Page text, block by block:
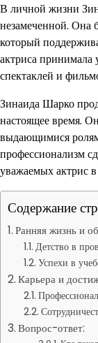
В личной жизни
незамеченной. Она
который
актриса принимала
спектаклей и
Зинаида Шарко
настоящее время.
выдающимися
профессионализм
уважаемых актрис
Содержание
Ранняя жизнь и
Детство в
Успехи в
Карьера и
Вопрос-ответ: